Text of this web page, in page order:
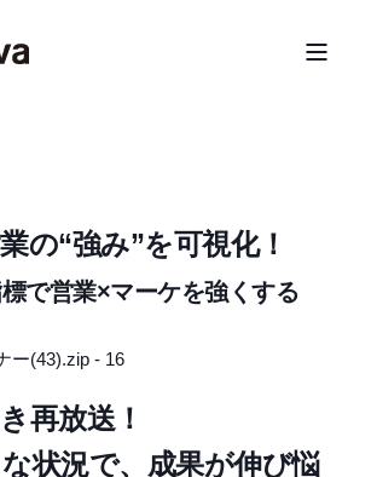
の“強み”を可視化！
で営業×マーケを強くする
再放送！
状況で、成果が伸び悩